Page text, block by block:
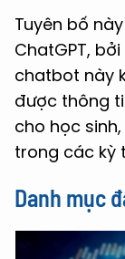
Tuyên bố
ChatGPT,
chatbot này
được thông
cho học
trong các kỳ
Danh mục